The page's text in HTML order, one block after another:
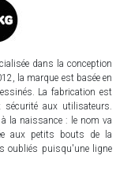
dans la conception
la marque est basée en
La fabrication est
aux utilisateurs.
la naissance : le nom va
aux petits bouts de la
oubliés puisqu'une ligne